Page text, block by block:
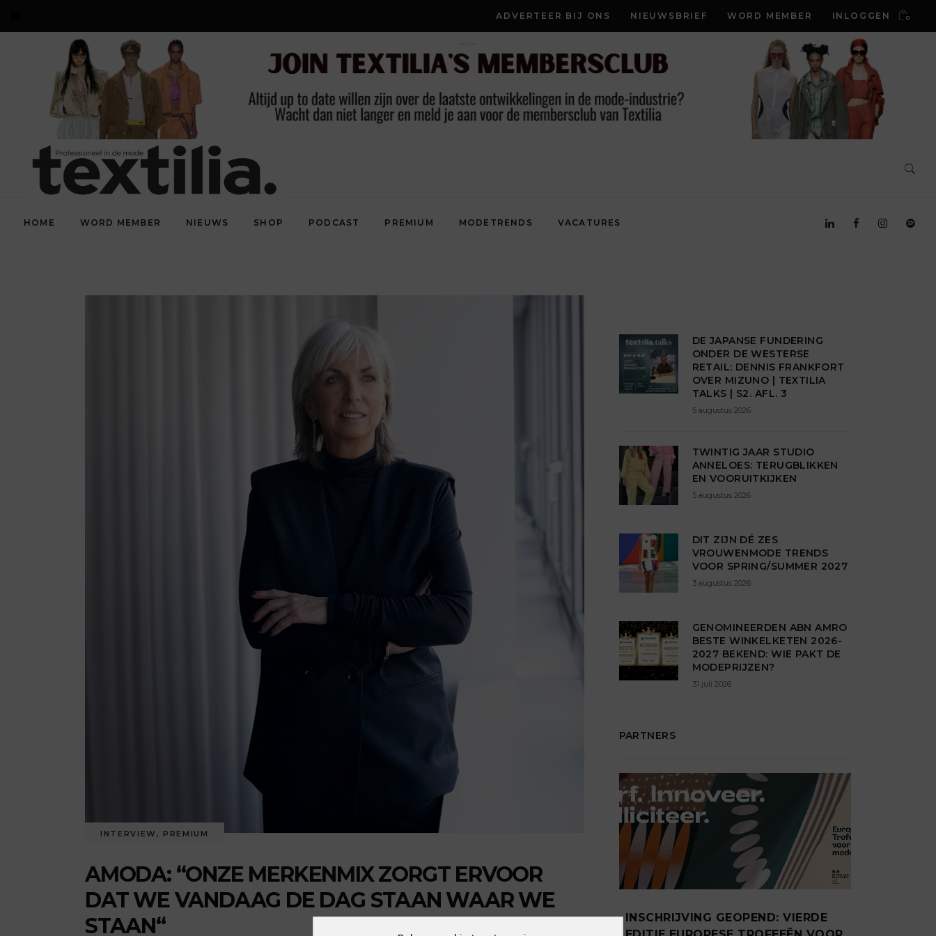
ADVERTEER BIJ ONS NIEUWSBRIEF WORD MEMBER INLOGGEN 0
HOME WORD MEMBER NIEUWS SHOP PODCAST PREMIUM MODETRENDS VACATURES
INTERVIEW , PREMIUM
AMODA: “ONZE MERKENMIX ZORGT ERVOOR
DAT WE VANDAAG DE DAG STAAN WAAR WE
STAAN“
DE JAPANSE FUNDERING
ONDER DE WESTERSE
RETAIL: DENNIS FRANKFORT
OVER MIZUNO | TEXTILIA
TALKS | S2. AFL. 3
5 augustus 2026
TWINTIG JAAR STUDIO
ANNELOES: TERUGBLIKKEN
EN VOORUITKIJKEN
5 augustus 2026
DIT ZIJN DÉ ZES
VROUWENMODE TRENDS
VOOR SPRING/SUMMER 2027
3 augustus 2026
GENOMINEERDEN ABN AMRO
BESTE WINKELKETEN 2026-
2027 BEKEND: WIE PAKT DE
MODEPRIJZEN?
31 juli 2026
PARTNERS
INSCHRIJVING GEOPEND: VIERDE